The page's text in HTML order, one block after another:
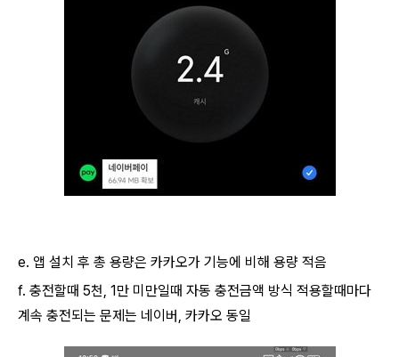
e. 앱 설치 후 총 용량은 카카오가 기능에 비해 용량 적음
f. 충전할때 5천, 1만 미만일때 자동 충전금액 방식 적용할때마다
계속 충전되는 문제는 네이버, 카카오 동일